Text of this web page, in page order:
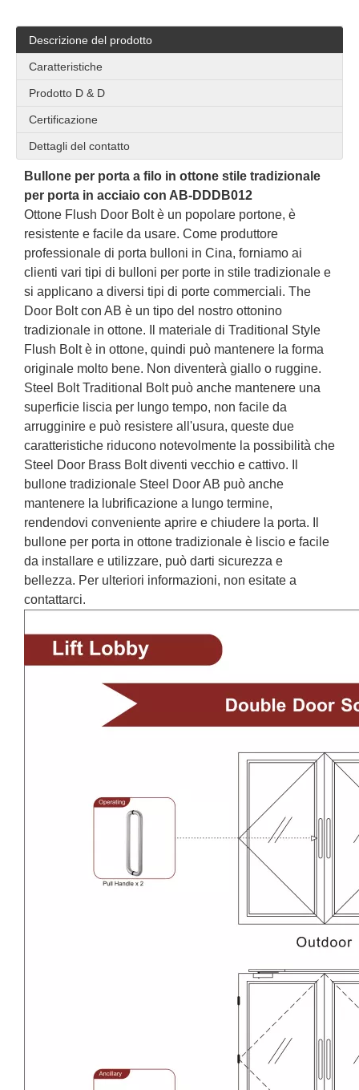
Descrizione del prodotto
Caratteristiche
Prodotto D & D
Certificazione
Dettagli del contatto
Bullone per porta a filo in ottone stile tradizionale
per porta in acciaio con AB-DDDB012
Ottone Flush Door Bolt è un popolare portone, è
resistente e facile da usare. Come produttore
professionale di porta bulloni in Cina, forniamo ai
clienti vari tipi di bulloni per porte in stile tradizionale e
si applicano a diversi tipi di porte commerciali. The
Door Bolt con AB è un tipo del nostro ottonino
tradizionale in ottone. Il materiale di Traditional Style
Flush Bolt è in ottone, quindi può mantenere la forma
originale molto bene. Non diventerà giallo o ruggine.
Steel Bolt Traditional Bolt può anche mantenere una
superficie liscia per lungo tempo, non facile da
arrugginire e può resistere all'usura, queste due
caratteristiche riducono notevolmente la possibilità che
Steel Door Brass Bolt diventi vecchio e cattivo. Il
bullone tradizionale Steel Door AB può anche
mantenere la lubrificazione a lungo termine,
rendendovi conveniente aprire e chiudere la porta. Il
bullone per porta in ottone tradizionale è liscio e facile
da installare e utilizzare, può darti sicurezza e
bellezza. Per ulteriori informazioni, non esitate a
contattarci.